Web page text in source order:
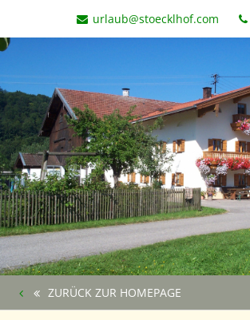
urlaub@stoecklhof.com
ZURÜCK ZUR HOMEPAGE